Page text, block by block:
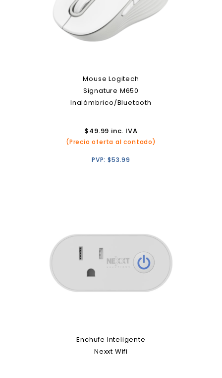
Mouse Logitech
Signature M650
Inalámbrico/Bluetooth
$49.99 inc. IVA
(Precio oferta al contado)
PVP:$53.99
Enchufe Inteligente
Nexxt Wifi